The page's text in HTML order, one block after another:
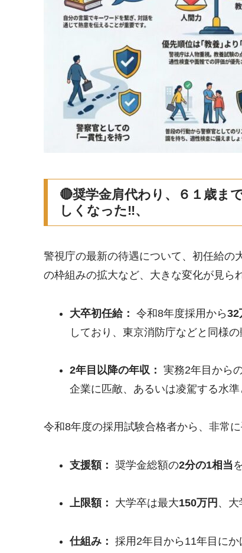
🔴奨学金肩代わり、６１歳ま
しくなった‼、
警視庁の最新の待遇について、初任給の
の枠組みの拡大など、大きな変化が見ら
大卒初任給： 令和8年度採用から32
しており、東京消防庁などと同様の
2年目以降の年収： 実務2年目から
企業に匹敵、あるいは凌駕する水準
令和8年度の採用試験合格者から、非常
支援額： 奨学金総額の2分の1相当
上限額： 大学卒は最大150万円 、
仕組み： 採用2年目から11年目に